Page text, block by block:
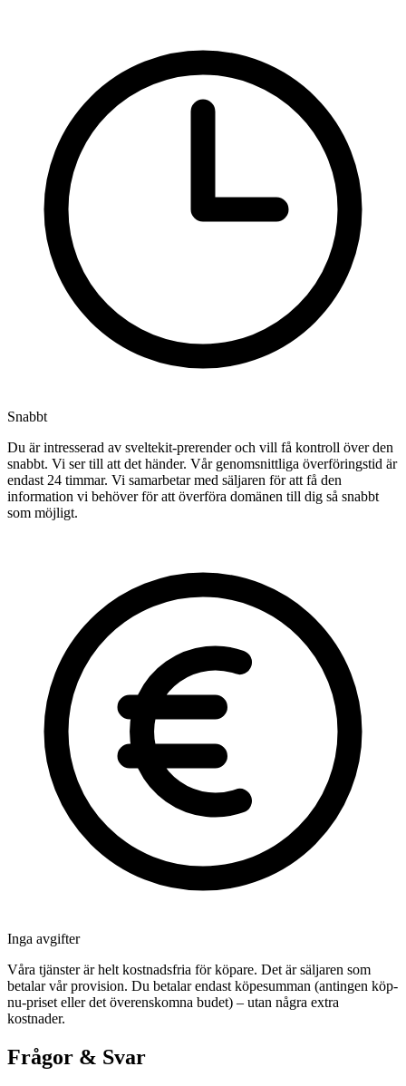
Snabbt
Du är intresserad av sveltekit-prerender och vill få kontroll över den
snabbt. Vi ser till att det händer. Vår genomsnittliga överföringstid är
endast 24 timmar. Vi samarbetar med säljaren för att få den
information vi behöver för att överföra domänen till dig så snabbt
som möjligt.
Inga avgifter
Våra tjänster är helt kostnadsfria för köpare. Det är säljaren som
betalar vår provision. Du betalar endast köpesumman (antingen köp-
nu-priset eller det överenskomna budet) – utan några extra
kostnader.
Frågor & Svar